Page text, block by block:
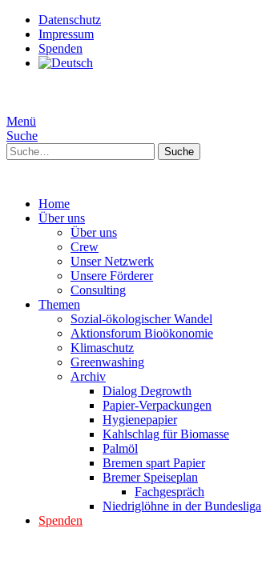
Datenschutz
Impressum
Spenden
Menü
Suche
Suche
Home
Über uns
Über uns
Crew
Unser Netzwerk
Unsere Förderer
Consulting
Themen
Sozial-ökologischer Wandel
Aktionsforum Bioökonomie
Klimaschutz
Greenwashing
Archiv
Dialog Degrowth
Papier-Verpackungen
Hygienepapier
Kahlschlag für Biomasse
Palmöl
Bremen spart Papier
Bremer Speiseplan
Fachgespräch
Niedriglöhne in der Bundesliga
Spenden